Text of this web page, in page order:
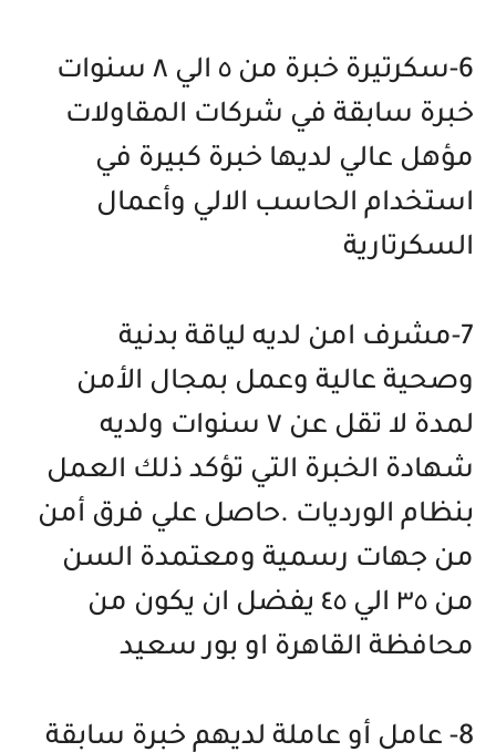
6-سكرتيرة خبرة من ٥ الي ٨ سنوات
خبرة سابقة في شركات المقاولات
مؤهل عالي لديها خبرة كبيرة في
استخدام الحاسب الالي وأعمال
السكرتارية
7-مشرف امن لديه لياقة بدنية
وصحية عالية وعمل بمجال الأمن
لمدة لا تقل عن ٧ سنوات ولديه
شهادة الخبرة التي تؤكد ذلك العمل
بنظام الورديات .حاصل علي فرق أمن
من جهات رسمية ومعتمدة السن
من ٣٥ الي ٤٥ يفضل ان يكون من
محافظة القاهرة او بور سعيد
8- عامل أو عاملة لديهم خبرة سابقة